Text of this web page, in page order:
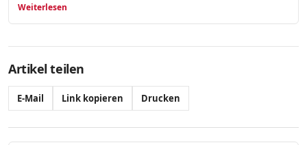
Weiterlesen
Artikel teilen
E-Mail Link kopieren Drucken